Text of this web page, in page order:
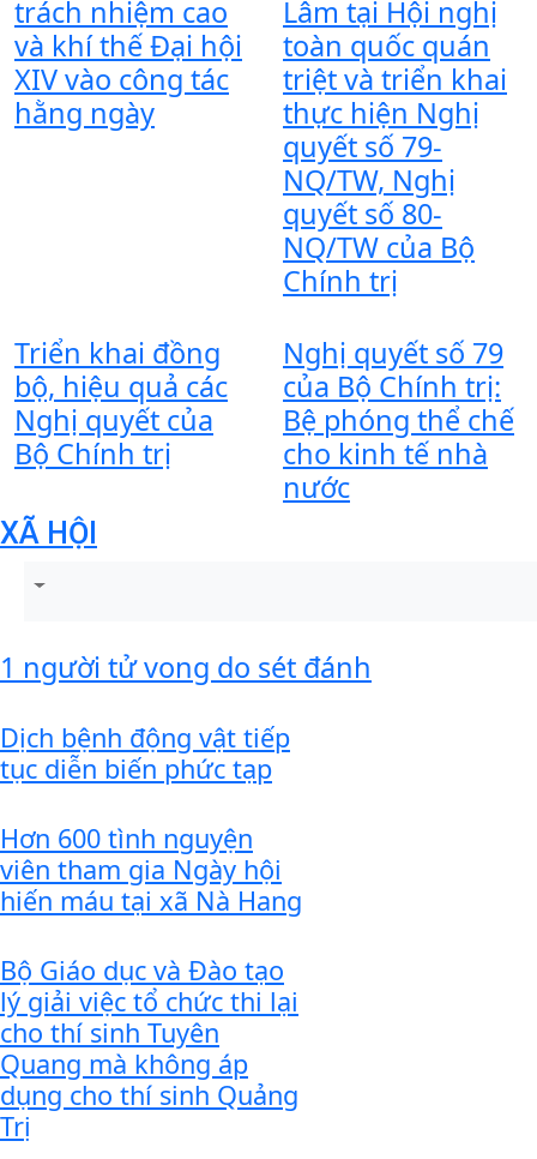
trách nhiệm cao
và khí thế Đại hội
XIV vào công tác
hằng ngày
Lâm tại Hội nghị
toàn quốc quán
triệt và triển khai
thực hiện Nghị
quyết số 79-
NQ/TW, Nghị
quyết số 80-
NQ/TW của Bộ
Chính trị
Triển khai đồng
bộ, hiệu quả các
Nghị quyết của
Bộ Chính trị
Nghị quyết số 79
của Bộ Chính trị:
Bệ phóng thể chế
cho kinh tế nhà
nước
XÃ HỘI
1 người tử vong do sét đánh
Dịch bệnh động vật tiếp
tục diễn biến phức tạp
Hơn 600 tình nguyện
viên tham gia Ngày hội
hiến máu tại xã Nà Hang
Bộ Giáo dục và Đào tạo
lý giải việc tổ chức thi lại
cho thí sinh Tuyên
Quang mà không áp
dụng cho thí sinh Quảng
Trị